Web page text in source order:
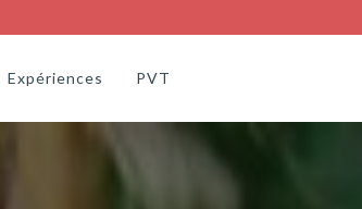
Itinéraires
Expériences PVT